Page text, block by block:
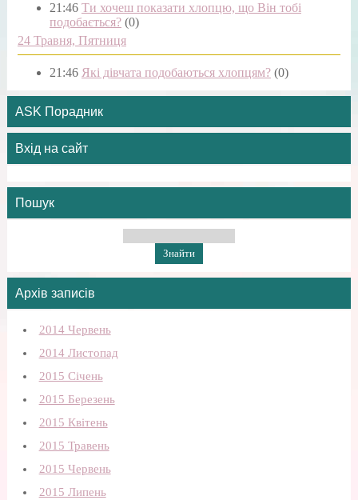
21:46 Ти хочеш показати хлопцю, що Він тобі
подобається? (0)
24 Травня, Пятниця
21:46 Які дівчата подобаються хлопцям? (0)
ASK Порадник
Вхід на сайт
Пошук
Архів записів
2014 Червень
2014 Листопад
2015 Січень
2015 Березень
2015 Квітень
2015 Травень
2015 Червень
2015 Липень